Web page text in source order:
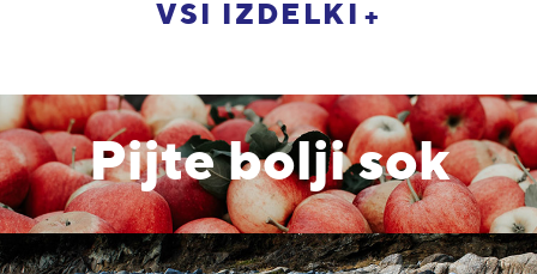
VSI IZDELKI
Pijte bolji sok